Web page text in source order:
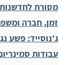
מסורת לחדשנות
זמן, חברה
ג'נוסייד: פשע
עבודות